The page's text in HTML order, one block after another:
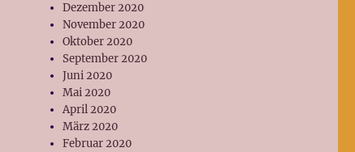
Dezember 2020
November 2020
Oktober 2020
September 2020
Juni 2020
Mai 2020
April 2020
März 2020
Februar 2020